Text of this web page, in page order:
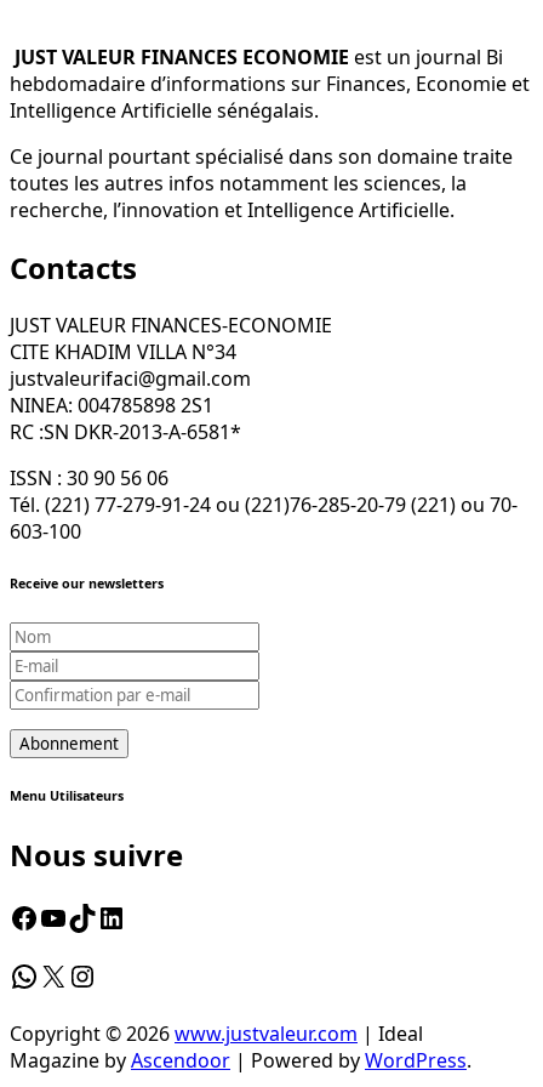
JUST VALEUR FINANCES ECONOMIE est un journal Bi
hebdomadaire d’informations sur Finances, Economie et
Intelligence Artificielle sénégalais.
Ce journal pourtant spécialisé dans son domaine traite
toutes les autres infos notamment les sciences, la
recherche, l’innovation et Intelligence Artificielle.
Contacts
JUST VALEUR FINANCES-ECONOMIE
CITE KHADIM VILLA N°34
justvaleurifaci@gmail.com
NINEA: 004785898 2S1
RC :SN DKR-2013-A-6581*
ISSN : 30 90 56 06
Tél. (221) 77-279-91-24 ou (221)76-285-20-79 (221) ou 70-
603-100
Receive our newsletters
Menu Utilisateurs
Nous suivre
Facebook
YouTube
TikTokLinkedIn
WhatsApp
X Instagram
Copyright © 2026www.justvaleur.com | Ideal
Magazine byAscendoor | Powered byWordPress.